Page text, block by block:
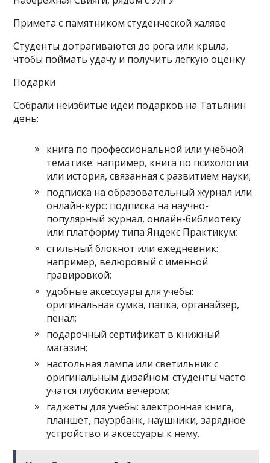
Примета с памятником студенческой халяве
Студенты дотрагиваются до рога или крыла,
чтобы поймать удачу и получить легкую оценку
Подарки
Собрали неизбитые идеи подарков на Татьянин
день:
книга по профессиональной или учебной
тематике: например, книга по психологии
или история, связанная с развитием науки;
подписка на образовательный журнал или
онлайн-курс: подписка на научно-
популярный журнал, онлайн-библиотеку
или платформу типа Яндекс Практикум;
стильный блокнот или ежедневник:
например, велюровый с именной
гравировкой;
удобные аксессуары для учебы:
оригинальная сумка, папка, органайзер,
пенал;
подарочный сертификат в книжный
магазин;
настольная лампа или светильник с
оригинальным дизайном: студенты часто
учатся глубоким вечером;
гаджеты для учебы: электронная книга,
планшет, пауэрбанк, наушники, зарядное
устройство и аксессуары к нему.